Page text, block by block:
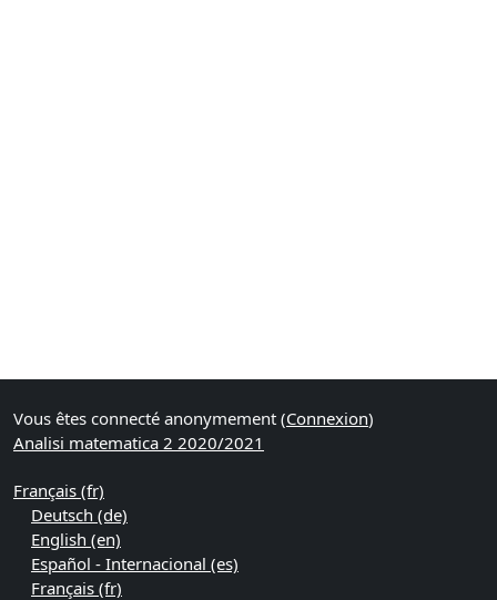
Vous êtes connecté anonymement (Connexion)
Analisi matematica 2 2020/2021
Français ‎(fr)‎
Deutsch ‎(de)‎
English ‎(en)‎
Español - Internacional ‎(es)‎
Français ‎(fr)‎